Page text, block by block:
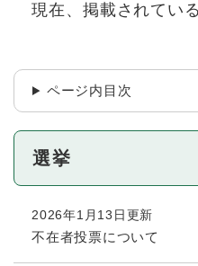
現在、掲載されてい
ページ内目次
選挙
2026年1月13日更新
不在者投票について